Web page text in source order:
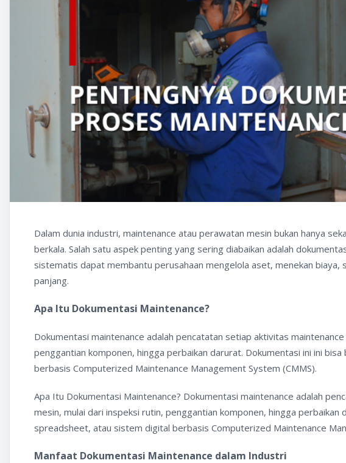
Dalam dunia industri, maintenance atau perawatan mesin bukan hanya
berkala. Salah satu aspek penting yang sering diabaikan adalah
sistematis dapat membantu perusahaan mengelola aset, menekan biaya,
panjang.
Apa Itu Dokumentasi Maintenance?
Dokumentasi maintenance adalah pencatatan setiap aktivitas
penggantian komponen, hingga perbaikan darurat. Dokumentasi ini ini
berbasis Computerized Maintenance Management System (CMMS).
Apa Itu Dokumentasi Maintenance? Dokumentasi maintenance adalah
mesin, mulai dari inspeksi rutin, penggantian komponen, hingga perbaikan
spreadsheet, atau sistem digital berbasis Computerized Maintenance
Manfaat Dokumentasi Maintenance dalam Industri